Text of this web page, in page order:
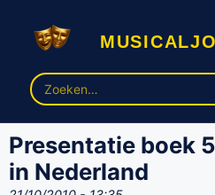
Zoek
naar:
Presentatie boek
in Nederland